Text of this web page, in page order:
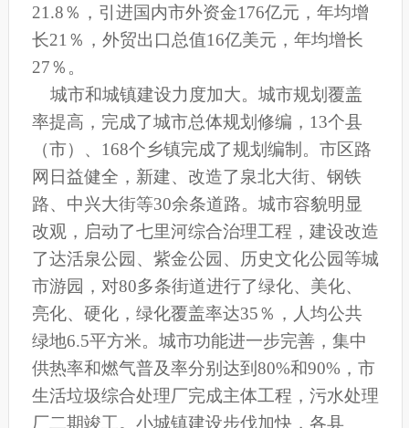
21.8％，引进国内市外资金176亿元，年均增
长21％，外贸出口总值16亿美元，年均增长
27％。
城市和城镇建设力度加大。城市规划覆盖
率提高，完成了城市总体规划修编，13个县
（市）、168个乡镇完成了规划编制。市区路
网日益健全，新建、改造了泉北大街、钢铁
路、中兴大街等30余条道路。城市容貌明显
改观，启动了七里河综合治理工程，建设改造
了达活泉公园、紫金公园、历史文化公园等城
市游园，对80多条街道进行了绿化、美化、
亮化、硬化，绿化覆盖率达35％，人均公共
绿地6.5平方米。城市功能进一步完善，集中
供热率和燃气普及率分别达到80%和90%，市
生活垃圾综合处理厂完成主体工程，污水处理
厂二期竣工。小城镇建设步伐加快，各县